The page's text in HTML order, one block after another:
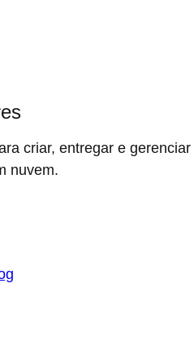
criar, entregar e gerenciar
nuvem.